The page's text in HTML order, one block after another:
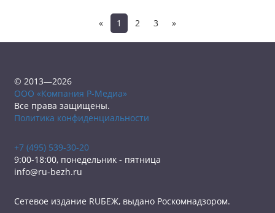
« 1 2 3 »
© 2013—2026
ООО «Компания Р-Медиа»
Все права защищены.
Политика конфиденциальности
+7 (495) 539-30-20
9:00-18:00, понедельник - пятница
info@ru-bezh.ru
Сетевое издание RUБЕЖ, выдано Роскомнадзором.